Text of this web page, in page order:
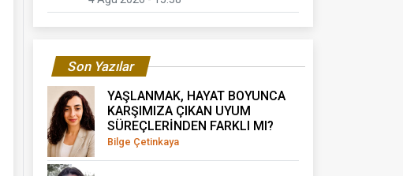
Son Yazılar
YAŞLANMAK, HAYAT BOYUNCA
KARŞIMIZA ÇIKAN UYUM
SÜREÇLERİNDEN FARKLI MI?
Bilge Çetinkaya